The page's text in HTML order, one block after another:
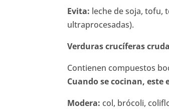
Evita: leche de soja, tofu,
ultraprocesadas).
Verduras crucíferas
Contienen compuestos
Cuando se cocinan, este
Modera: col, brócoli,